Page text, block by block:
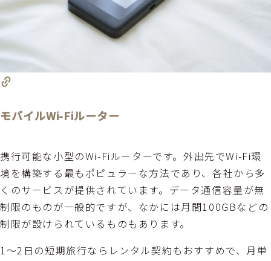
モバイルWi-Fiルーター
携行可能な小型のWi-Fiルーターです。外出先でWi-Fi環
境を構築する最もポピュラーな方法であり、各社から多
くのサービスが提供されています。データ通信容量が無
制限のものが一般的ですが、なかには月間100GBなどの
制限が設けられているものもあります。
1～2日の短期旅行ならレンタル契約もおすすめで、月単